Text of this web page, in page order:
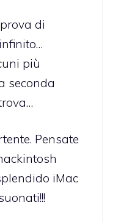
di
più
seconda
Pensate
iMac